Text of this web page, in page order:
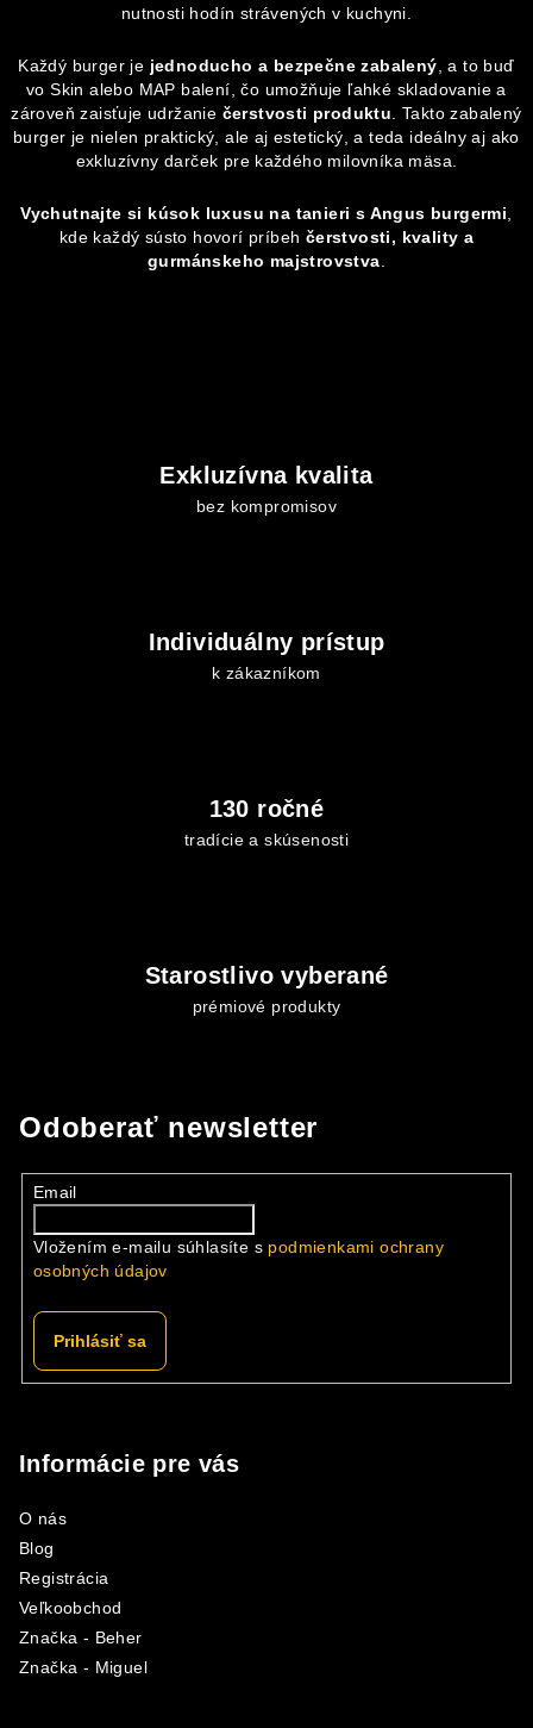
nutnosti hodín strávených v kuchyni.
Každý burger je jednoducho a bezpečne zabalený , a to buď
vo Skin alebo MAP balení, čo umožňuje ľahké skladovanie a
zároveň zaisťuje udržanie čerstvosti produktu . Takto zabalený
burger je nielen praktický, ale aj estetický, a teda ideálny aj ako
exkluzívny darček pre každého milovníka mäsa.
Vychutnajte si kúsok luxusu na tanieri s Angus burgermi
kde každý sústo hovorí príbeh čerstvosti, kvality a
gurmánskeho majstrovstva
Exkluzívna kvalita
bez kompromisov
Individuálny prístup
k zákazníkom
130 ročné
tradície a skúsenosti
Starostlivo vyberané
prémiové produkty
Odoberať newsletter
Email
Vložením e-mailu súhlasíte s podmienkami ochrany
osobných údajov
Prihlásiť sa
Informácie pre vás
O nás
Blog
Registrácia
Veľkoobchod
Značka - Beher
Značka - Miguel